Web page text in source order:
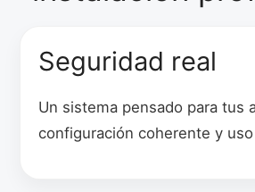
Seguridad real
Un sistema pensado para tus
configuración coherente y